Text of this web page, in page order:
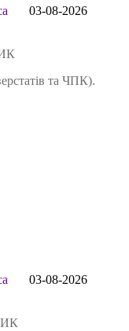
03-08-2026
та ЧПК).
03-08-2026